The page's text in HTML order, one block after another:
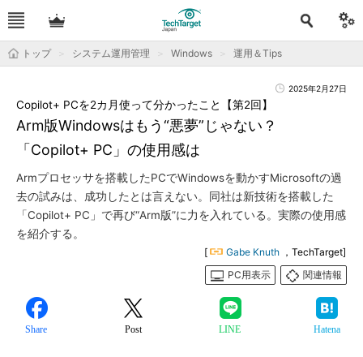
トップ システム運用管理 Windows 運用＆Tips
2025年2月27日
Arm版Windowsはもう“悪夢”じゃない？
「Copilot+ PC」の使用感は
Copilot+ PCを2カ月使って分かったこと【第2回】
Armプロセッサを搭載したPCでWindowsを動かすMicrosoftの過
去の試みは、成功したとは言えない。同社は新技術を搭載した
「Copilot+ PC」で再び“Arm版”に力を入れている。実際の使用感
を紹介する。
[ Gabe Knuth ，TechTarget]
PC用表示
関連情報
Share Post LINE Hatena